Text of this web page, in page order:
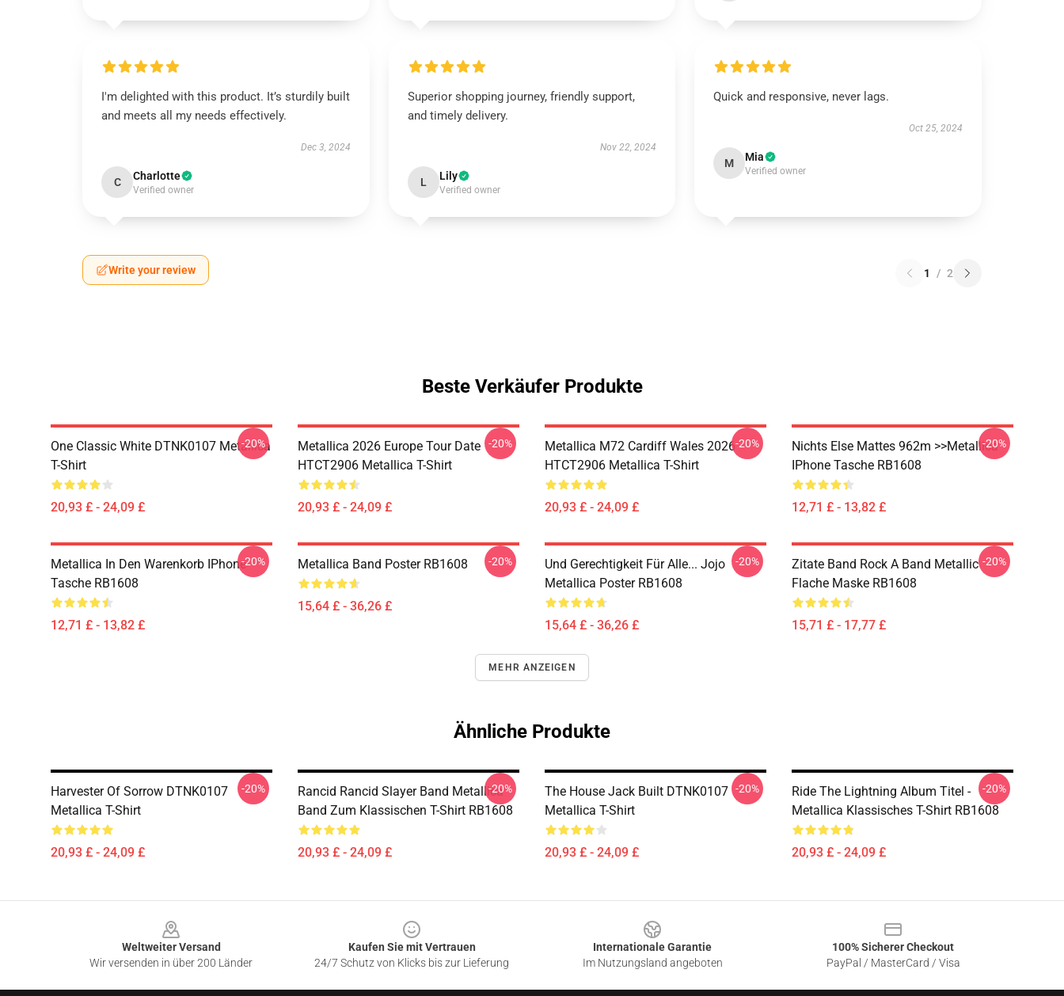
I'm delighted with this product. It’s sturdily built
and meets all my needs effectively.
Dec 3, 2024
C Charlotte
Verified owner
Superior shopping journey, friendly support,
and timely delivery.
Nov 22, 2024
L Lily
Verified owner
Quick and responsive, never lags.
Oct 25, 2024
M Mia
Verified owner
Write your review 1 / 2
Beste Verkäufer Produkte
One Classic White DTNK0107 Metallica
T-Shirt
20,93 £ - 24,09 £
-20%
Metallica 2026 Europe Tour Date
HTCT2906 Metallica T-Shirt
20,93 £ - 24,09 £
-20%
Metallica M72 Cardiff Wales 2026
HTCT2906 Metallica T-Shirt
20,93 £ - 24,09 £
-20%
Nichts Else Mattes 962m >>metallica
IPhone Tasche RB1608
12,71 £ - 13,82 £
-20%
Metallica In Den Warenkorb IPhone
Tasche RB1608
12,71 £ - 13,82 £
-20% Metallica Band Poster RB1608
15,64 £ - 36,26 £
-20%
Und Gerechtigkeit Für Alle... Jojo
Metallica Poster RB1608
15,64 £ - 36,26 £
-20%
Zitate Band Rock A Band Metallic
Flache Maske RB1608
15,71 £ - 17,77 £
-20%
MEHR ANZEIGEN
Ähnliche Produkte
Harvester Of Sorrow DTNK0107
Metallica T-Shirt
20,93 £ - 24,09 £
-20%
Rancid Rancid Slayer Band Metallica
Band Zum Klassischen T-Shirt RB1608
20,93 £ - 24,09 £
-20%
The House Jack Built DTNK0107
Metallica T-Shirt
20,93 £ - 24,09 £
-20%
Ride The Lightning Album Titel -
Metallica Klassisches T-Shirt RB1608
20,93 £ - 24,09 £
-20%
Weltweiter Versand
Wir versenden in über 200 Länder
Kaufen Sie mit Vertrauen
24/7 Schutz von Klicks bis zur Lieferung
Internationale Garantie
Im Nutzungsland angeboten
100% Sicherer Checkout
PayPal / MasterCard / Visa